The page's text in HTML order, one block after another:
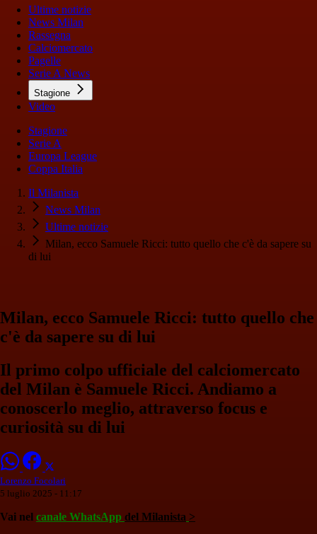
Ultime notizie
News Milan
Rassegna
Calciomercato
Pagelle
Serie A News
Stagione
Video
Stagione
Serie A
Europa League
Coppa Italia
Il Milanista
News Milan
Ultime notizie
Milan, ecco Samuele Ricci: tutto quello che c'è da sapere su
di lui
Milan, ecco Samuele Ricci: tutto quello che
c'è da sapere su di lui
Il primo colpo ufficiale del calciomercato
del Milan è Samuele Ricci. Andiamo a
conoscerlo meglio, attraverso focus e
curiosità su di lui
Lorenzo Focolari
5 luglio 2025 - 11:17
Vai nel canale WhatsApp del Milanista >